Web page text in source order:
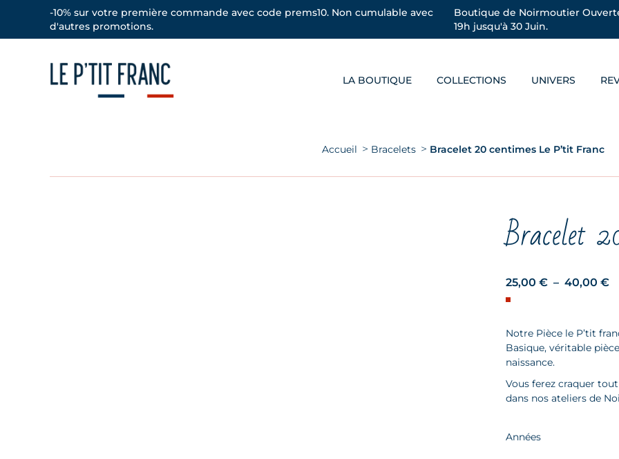
-10% sur votre première commande avec code prems10. Non cumulable avec
d'autres promotions.
Boutique de Noirmoutier
19h jusqu'à 30 Juin.
LA BOUTIQUE COLLECTIONS UNIVERS
Vous êtes ici :
Accueil Bracelets Bracelet 20 centimes Le P’tit Franc
Bracelet
25,00 € – 40,00 €
à
Notre Pièce le P’tit
Basique, véritable
naissance.
Vous ferez craquer
dans nos ateliers de